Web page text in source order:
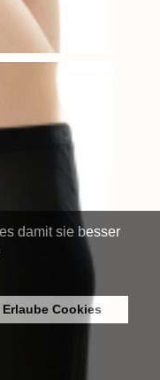
damit sie besser
Erlaube Cookies